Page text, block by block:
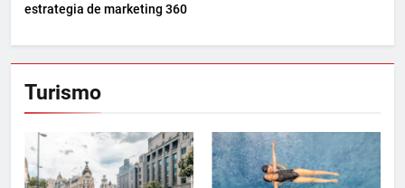
estrategia de marketing 360
Turismo